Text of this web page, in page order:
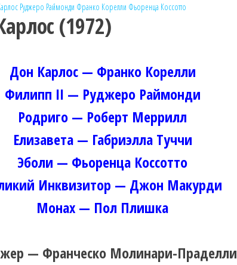
Руджеро Раймонди Франко Корелли Фьоренца Коссотто
(1972)
Дон Карлос — Франко Корелли
Филипп II — Руджеро Раймонди
Родриго — Роберт Меррилл
Елизавета — Габриэлла Туччи
Эболи — Фьоренца Коссотто
Инквизитор — Джон Макурди
Монах — Пол Плишка
— Франческо Молинари-Праделли